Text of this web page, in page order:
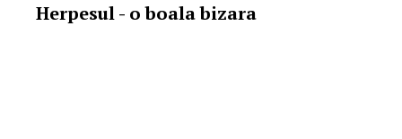
Herpesul - o boala bizara